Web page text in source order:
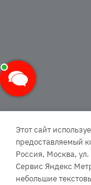
+7 (499)
Этот сайт
предоставляемый
Россия, Москва,
Сервис Яндекс
небольшие